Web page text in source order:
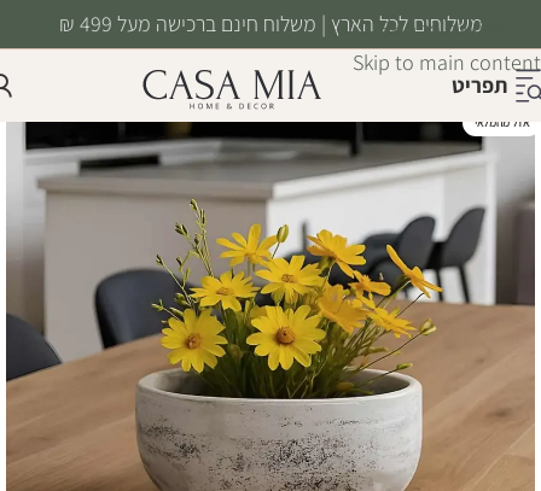
Skip to navigation
Skip to main content
משלוחים לכל הארץ | משלוח חינם ברכישה מעל 499 ₪
תפריט
אזל מהמלאי